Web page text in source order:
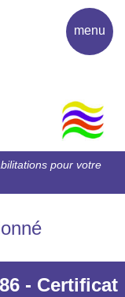
pour votre
menu
- Certificat